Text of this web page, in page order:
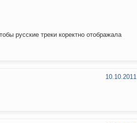
русские треки коректно отображала
10.10.2011